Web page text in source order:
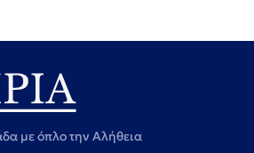
με όπλο την Αλήθεια